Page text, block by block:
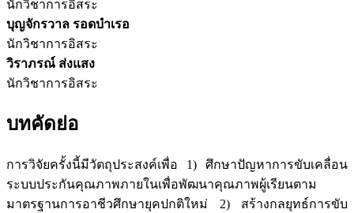
นักวิชาการอิสระ
บุญจักรวาล รอดบำเรอ
นักวิชาการอิสระ
วิราภรณ์ ส่งแสง
นักวิชาการอิสระ
บทคัดย่อ
การวิจัยครั้งนี้มีวัตถุประสงค์เพื่อ 1) ศึกษาปัญหาการขับเคลื่อน
ระบบประกันคุณภาพภายในเพื่อพัฒนาคุณภาพผู้เรียนตาม
มาตรฐานการอาชีวศึกษายุคปกติใหม่ 2) สร้างกลยุทธ์การขับ